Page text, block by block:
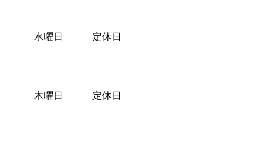
水曜日
木曜日
定休日
定休日